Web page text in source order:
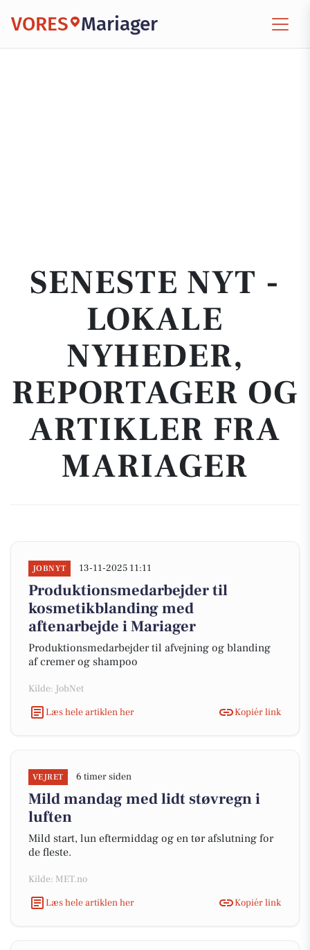
VORES Mariager
SENESTE NYT -
LOKALE
NYHEDER,
REPORTAGER OG
ARTIKLER FRA
MARIAGER
JOBNYT 13-11-2025 11:11
Produktionsmedarbejder til
kosmetikblanding med
aftenarbejde i Mariager
Produktionsmedarbejder til afvejning og blanding
af cremer og shampoo
Kilde: JobNet
Læs hele artiklen her
Kopiér link
VEJRET 6 timer siden
Mild mandag med lidt støvregn i
luften
Mild start, lun eftermiddag og en tør afslutning for
de fleste.
Kilde: MET.no
Læs hele artiklen her
Kopiér link